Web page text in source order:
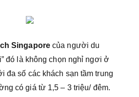
Singaporecủa người du
đó là không chọn nghỉ ngơi ở
đa số các khách sạn tầm trung
có giá từ 1,5 – 3 triệu/ đêm.